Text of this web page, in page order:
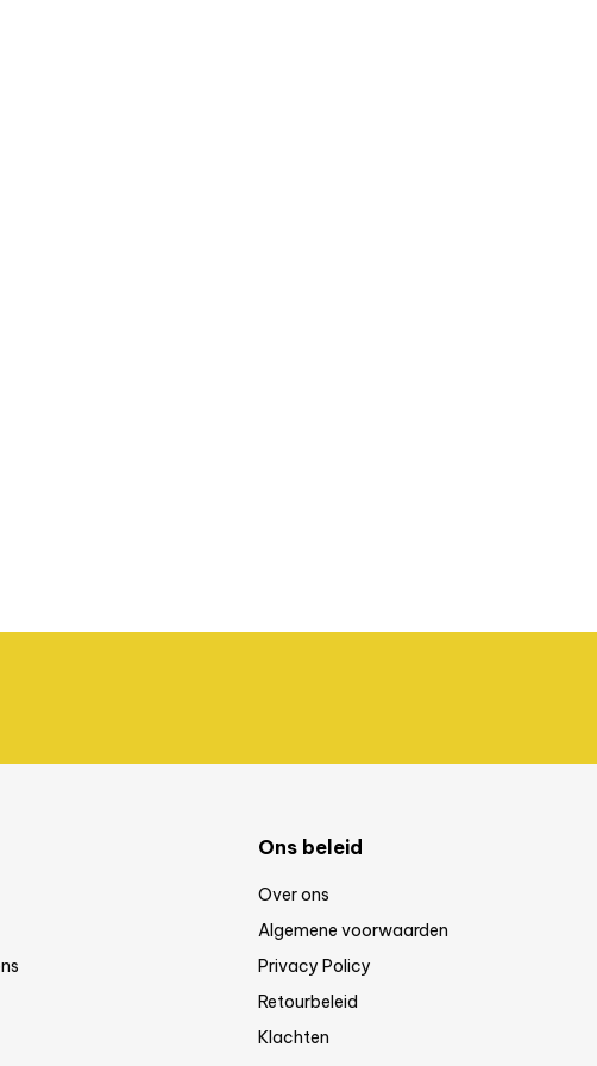
Ons beleid
Over ons
Algemene voorwaarden
Privacy Policy
Retourbeleid
Klachten